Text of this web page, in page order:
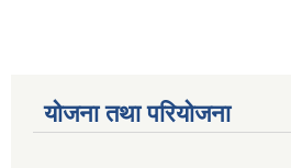
योजना तथा परियोजना